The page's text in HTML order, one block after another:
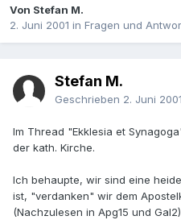
Von Stefan M.
2. Juni 2001 in Fragen und
Stefan M.
Geschrieben 2. Juni 2001
Im Thread "Ekklesia et
der kath. Kirche.
Ich behaupte, wir sind eine
ist, "verdanken" wir dem
(Nachzulesen in Apg15 und